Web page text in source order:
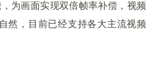
为画面实现双倍帧率补偿，视频
然，目前已经支持各大主流视频